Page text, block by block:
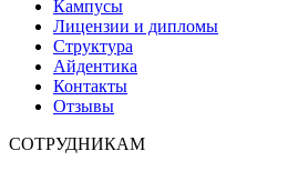
Кампусы
Лицензии и дипломы
Структура
Айдентика
Контакты
Отзывы
СОТРУДНИКАМ